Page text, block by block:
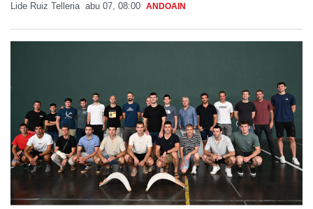
Lide Ruiz Telleria abu 07, 08:00 ANDOAIN